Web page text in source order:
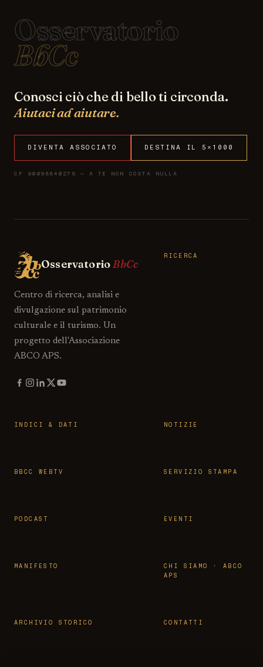
Osservatorio
BbCc
Conosci ciò che di bello ti circonda.
Aiutaci ad aiutare.
DIVENTA ASSOCIATO DESTINA IL 5×1000
CF 90098840276 — A TE NON COSTA NULLA
OsservatorioBbCc
Centro di ricerca, analisi e
divulgazione sul patrimonio
culturale e il turismo. Un
progetto dell'Associazione
ABCO APS.
RICERCA
INDICI & DATI NOTIZIE
BBCC WEBTV SERVIZIO STAMPA
PODCAST EVENTI
MANIFESTO
CHI SIAMO · ABCO
APS
ARCHIVIO STORICO CONTATTI